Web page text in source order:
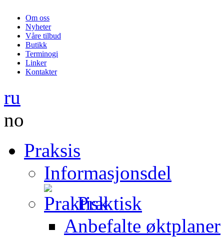
Om oss
Nyheter
Våre tilbud
Butikk
Terminogi
Linker
Kontakter
ru
no
Praksis
Informasjonsdel
Praktisk
Anbefalte øktplaner